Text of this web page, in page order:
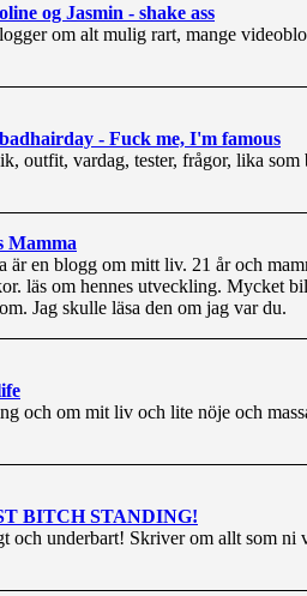
og Jasmin - shake ass
om alt mulig rart, mange
- Fuck me, I'm famous
outfit, vardag, tester, frågor, lika
Mamma
är en blogg om mitt liv. 21 år och
läs om hennes utveckling. Mycket
Jag skulle läsa den om jag var du.
och om mit liv och lite nöje och
BITCH STANDING!
och underbart! Skriver om allt som ni